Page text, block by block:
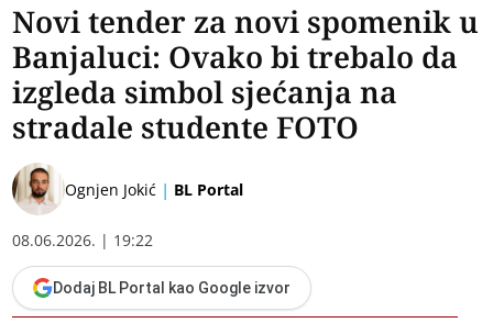
Novi tender za novi spomenik u
Banjaluci: Ovako bi trebalo da
izgleda simbol sjećanja na
stradale studente FOTO
Ognjen Jokić | BL Portal
08.06.2026. | 19:22
Dodaj BL Portal kao Google izvor